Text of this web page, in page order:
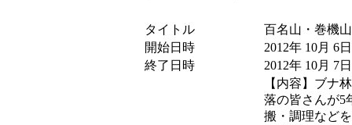
タイトル
百名山・巻機
開始日時
2012年 10月 6
終了日時
2012年 10月 7
【内容】ブナ
落の皆さんが5
搬・調理など